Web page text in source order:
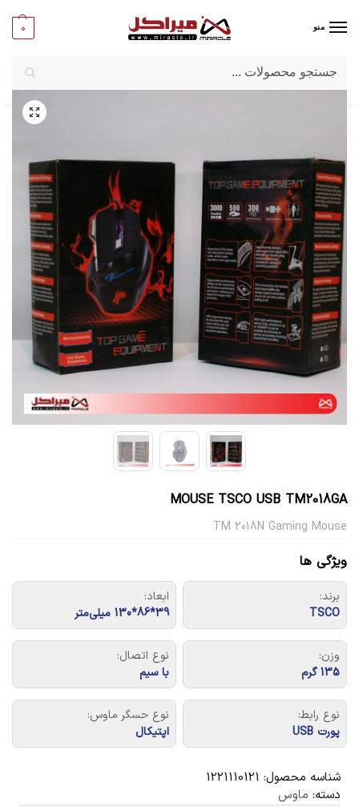
منو 0
میراکل/کامپیوتر/قطعات جانبی
MOUSE TSCO USB TM2018GA
TM 2018N Gaming Mouse
ویژگی ها
برند:
TSCO
ابعاد:
39*86*130 میلی‌متر
وزن:
135 گرم
نوع اتصال:
با سیم
نوع رابط:
پورت USB
نوع حسگر ماوس:
اپتیکال
شناسه محصول: 1221110121
دسته: ماوس